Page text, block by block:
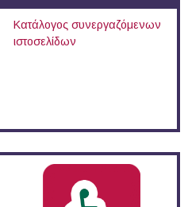
Κατάλογος συνεργαζόμενων
ιστοσελίδων